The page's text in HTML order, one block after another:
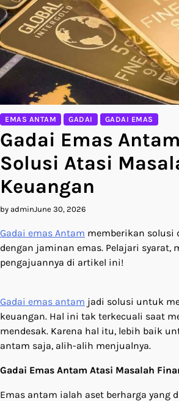
EMAS ANTAM GADAI GADAI EMAS
Gadai Emas
Solusi Atasi
Keuangan
by adminJune 30, 2026
Gadai emas Antam memberikan solusi
dengan jaminan emas. Pelajari syarat,
pengajuannya di artikel ini!
Gadai emas antam jadi solusi untuk
keuangan. Hal ini tak terkecuali saat
mendesak. Karena hal itu, lebih baik
antam saja, alih-alih menjualnya.
Gadai Emas Antam Atasi Masalah
Emas antam ialah aset berharga yang